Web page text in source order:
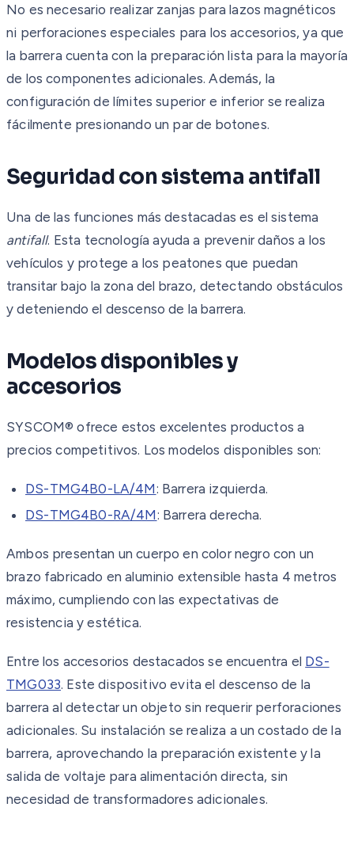
No es necesario realizar zanjas para lazos magnéticos
ni perforaciones especiales para los accesorios, ya que
la barrera cuenta con la preparación lista para la mayoría
de los componentes adicionales. Además, la
configuración de límites superior e inferior se realiza
fácilmente presionando un par de botones.
Seguridad con sistema antifall
Una de las funciones más destacadas es el sistema
antifall. Esta tecnología ayuda a prevenir daños a los
vehículos y protege a los peatones que puedan
transitar bajo la zona del brazo, detectando obstáculos
y deteniendo el descenso de la barrera.
Modelos disponibles y
accesorios
SYSCOM® ofrece estos excelentes productos a
precios competitivos. Los modelos disponibles son:
DS-TMG4B0-LA/4M: Barrera izquierda.
DS-TMG4B0-RA/4M: Barrera derecha.
Ambos presentan un cuerpo en color negro con un
brazo fabricado en aluminio extensible hasta 4 metros
máximo, cumpliendo con las expectativas de
resistencia y estética.
Entre los accesorios destacados se encuentra el DS-
TMG033. Este dispositivo evita el descenso de la
barrera al detectar un objeto sin requerir perforaciones
adicionales. Su instalación se realiza a un costado de la
barrera, aprovechando la preparación existente y la
salida de voltaje para alimentación directa, sin
necesidad de transformadores adicionales.